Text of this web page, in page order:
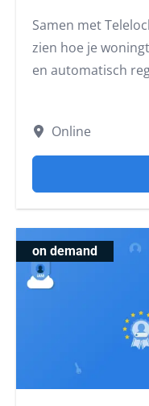
Samen met
zien hoe je
en automatisch
Online
on demand